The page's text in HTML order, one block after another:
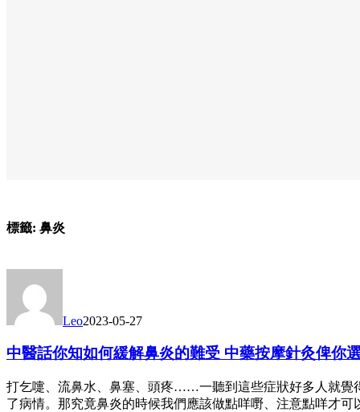
標籤: 鼻炎
Leo2023-05-27
中醫話你知如何緩解鼻炎的難受 中藥按摩針灸俾你
打乞嚏、流鼻水、鼻塞、頭疼……一聽到這些症狀好多人就覺
了病情。那究竟鼻炎的時候我們應該做點咩嘢、注意點咩才